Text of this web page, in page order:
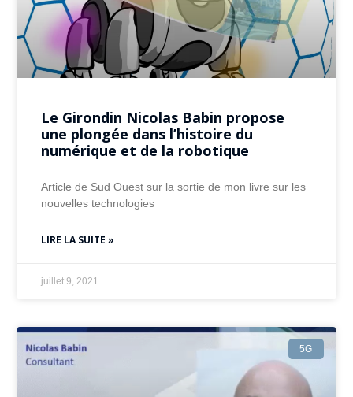
Le Girondin Nicolas Babin propose
une plongée dans l’histoire du
numérique et de la robotique
Article de Sud Ouest sur la sortie de mon livre sur les
nouvelles technologies
LIRE LA SUITE »
juillet 9, 2021
5G